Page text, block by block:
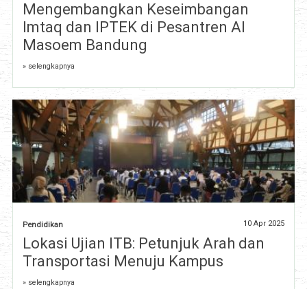
Mengembangkan Keseimbangan
Imtaq dan IPTEK di Pesantren Al
Masoem Bandung
» selengkapnya
Pendidikan 10 Apr 2025
Lokasi Ujian ITB: Petunjuk Arah dan
Transportasi Menuju Kampus
» selengkapnya